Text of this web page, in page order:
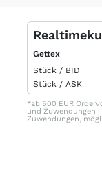
Gettex
Stück / BID
Stück / ASK
*ab 500 EUR
und Zuwendungen
Zuwendungen,